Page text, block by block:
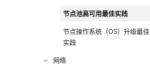
节点池高可用最佳实践
节点操作系统（OS）升级最佳
实践
网络